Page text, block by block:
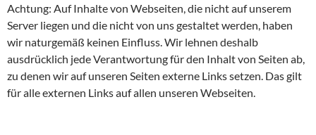
Achtung: Auf Inhalte von Webseiten, die nicht auf unserem
Server liegen und die nicht von uns gestaltet werden, haben
wir naturgemäß keinen Einfluss. Wir lehnen deshalb
ausdrücklich jede Verantwortung für den Inhalt von Seiten ab,
zu denen wir auf unseren Seiten externe Links setzen. Das gilt
für alle externen Links auf allen unseren Webseiten.